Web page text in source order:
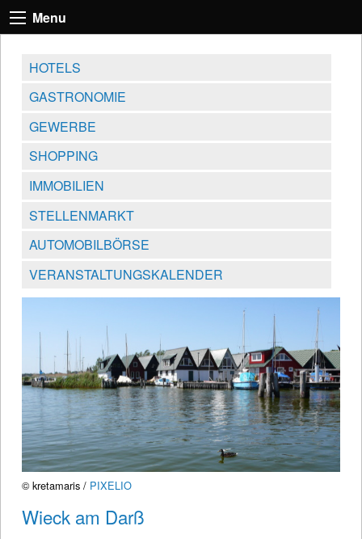
Menu
HOTELS
GASTRONOMIE
GEWERBE
SHOPPING
IMMOBILIEN
STELLENMARKT
AUTOMOBILBÖRSE
VERANSTALTUNGSKALENDER
© kretamaris / PIXELIO
Wieck am Darß